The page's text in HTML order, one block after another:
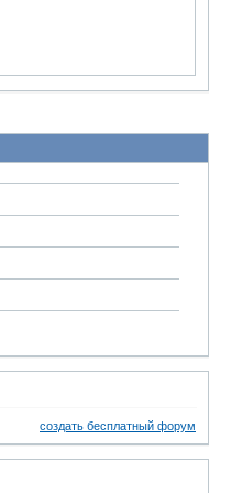
создать бесплатный форум